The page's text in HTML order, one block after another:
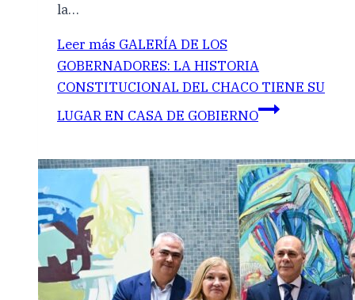
la…
Leer más GALERÍA DE LOS
GOBERNADORES: LA HISTORIA
CONSTITUCIONAL DEL CHACO TIENE SU
LUGAR EN CASA DE GOBIERNO